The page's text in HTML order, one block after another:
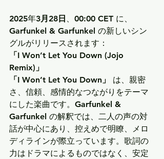
2025年3月28日 、 00:00 CET に、
Garfunkel & Garfunkel の新しいシン
グルがリリースされます：
「I Won’t Let You Down (Jojo
Remix)」
「I Won’t Let You Down」
は、親密
さ、信頼、感情的なつながりをテーマ
にした楽曲です。 Garfunkel &
Garfunkel の解釈では、二人の声の対
話が中心にあり、控えめで明瞭、メロ
ディラインが際立っています。歌詞の
力はドラマによるものではなく、安定